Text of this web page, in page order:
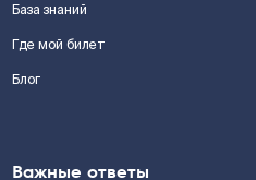
База знаний
Где мой билет
Блог
Важные ответы